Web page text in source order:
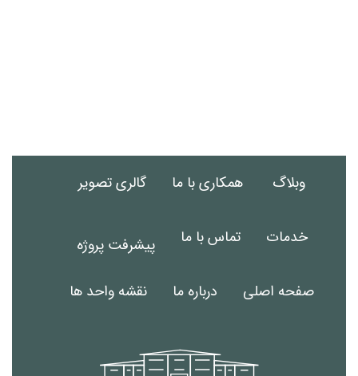
وبلاگ همکاری با ما گالری تصویر
خدمات تماس با ما پیشرفت پروژه
صفحه اصلی درباره ما نقشه واحد ها